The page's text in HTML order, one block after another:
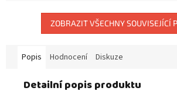
ZOBRAZIT VŠECHNY SOUVISEJÍCÍ
Popis Hodnocení Diskuze
Detailní popis produktu